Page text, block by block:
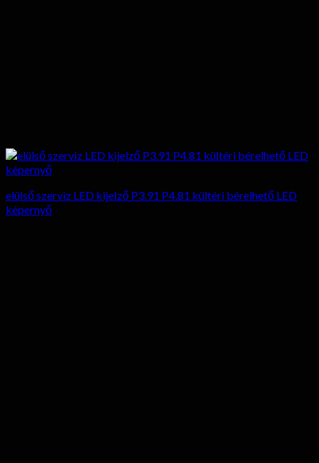
elülső szerviz LED kijelző P3.91 P4.81 kültéri bérelhető LED
képernyő